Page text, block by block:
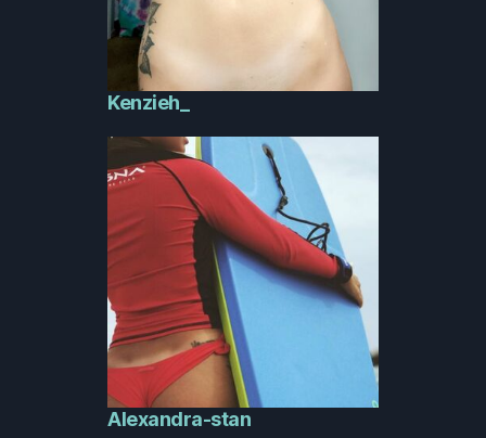
Kenzieh_
Alexandra-stan